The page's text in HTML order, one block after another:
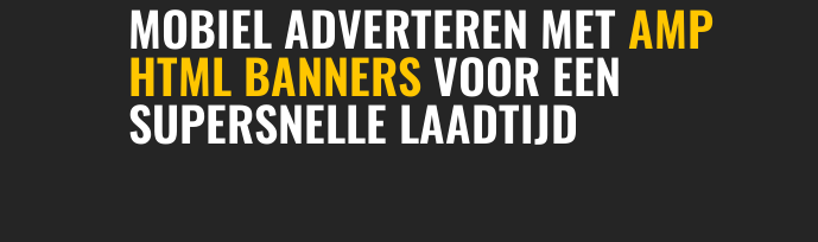
MOBIEL ADVERTEREN MET AMP
HTML BANNERSVOOR EEN
SUPERSNELLE LAADTIJD